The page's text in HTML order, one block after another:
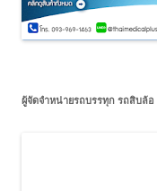
ผู้จัดจำหน่ายรถบรรทุก รถสิบล้อ